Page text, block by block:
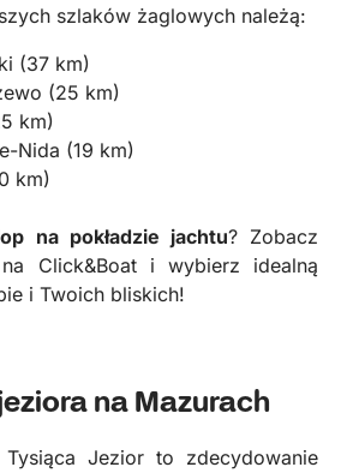
szlaków żaglowych należą:
(37 km)
(25 km)
km)
Nida (19 km)
km)
na pokładzie jachtu? Zobacz
Click&Boat i wybierz idealną
i Twoich bliskich!
na Mazurach
Tysiąca Jezior to zdecydowanie